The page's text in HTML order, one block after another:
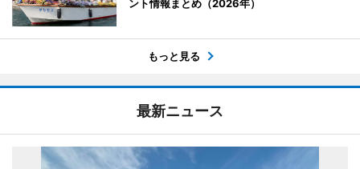
ント情報まとめ（2026年）
もっと見る
最新ニュース